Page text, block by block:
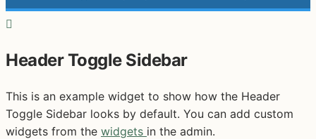
Header Toggle Sidebar
This is an example widget to show how the Header
Toggle Sidebar looks by default. You can add custom
widgets from the widgets in the admin.